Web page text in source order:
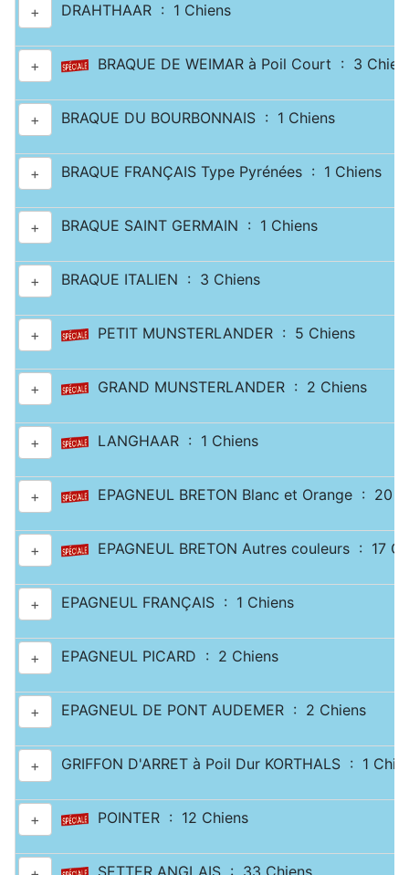
+ DRAHTHAAR : 1 Chiens
+ BRAQUE DE WEIMAR à Poil Court : 3
+ BRAQUE DU BOURBONNAIS : 1 Chiens
+ BRAQUE FRANÇAIS Type Pyrénées : 1 Chiens
+ BRAQUE SAINT GERMAIN : 1 Chiens
+ BRAQUE ITALIEN : 3 Chiens
+ PETIT MUNSTERLANDER : 5 Chiens
+ GRAND MUNSTERLANDER : 2 Chiens
+ LANGHAAR : 1 Chiens
+ EPAGNEUL BRETON Blanc et Orange : 20
+ EPAGNEUL BRETON Autres couleurs : 17
+ EPAGNEUL FRANÇAIS : 1 Chiens
+ EPAGNEUL PICARD : 2 Chiens
+ EPAGNEUL DE PONT AUDEMER : 2 Chiens
+ GRIFFON D'ARRET à Poil Dur KORTHALS : 1
+ POINTER : 12 Chiens